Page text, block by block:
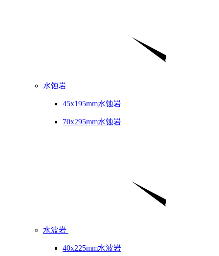
水蚀岩
45x195mm水蚀岩
70x295mm水蚀岩
水波岩
40x225mm水波岩